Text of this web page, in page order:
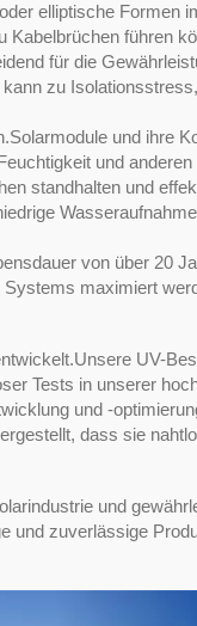
elliptische Formen
Kabelbrüchen führen
für die
zu
und ihre
und
standhalten und
von über 20
maximiert
UV-
Tests in unserer
und -
dass sie
und
und zuverlässige